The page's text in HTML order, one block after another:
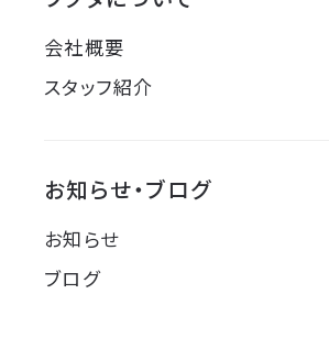
会社概要
スタッフ紹介
お知らせ・ブログ
お知らせ
ブログ